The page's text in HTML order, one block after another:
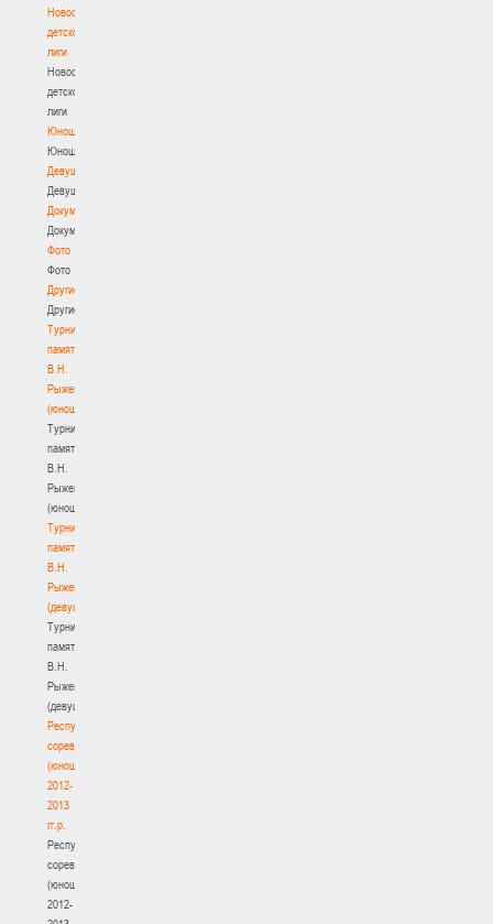
Новости
детской
лиги
Новости
детской
лиги
Юноши
Юноши
Девушки
Девушки
Документы
Документы
Фото
Фото
Другие
Другие
Турнир
памяти
В.Н.
Рыженкова
(юноши)
Турнир
памяти
В.Н.
Рыженкова
(юноши)
Турнир
памяти
В.Н.
Рыженкова
(девушки)
Турнир
памяти
В.Н.
Рыженкова
(девушки)
Республиканские
соревнования
(юноши)
2012-
2013
гг.р.
Республиканские
соревнования
(юноши)
2012-